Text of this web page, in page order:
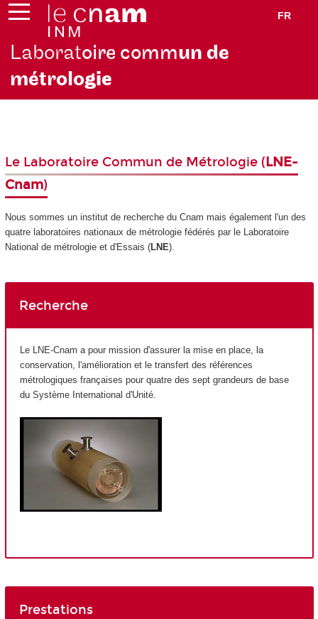
FR
Laboratoire commun de
métrologie
Le Laboratoire Commun de Métrologie (LNE-
Cnam)
Nous sommes un institut de recherche du Cnam mais également l'un des
quatre laboratoires nationaux de métrologie fédérés par le Laboratoire
National de métrologie et d'Essais (LNE).
Recherche
Le LNE-Cnam a pour mission d'assurer la mise en place, la
conservation, l'amélioration et le transfert des références
métrologiques françaises pour quatre des sept grandeurs de base
du Système International d'Unité.
Prestations